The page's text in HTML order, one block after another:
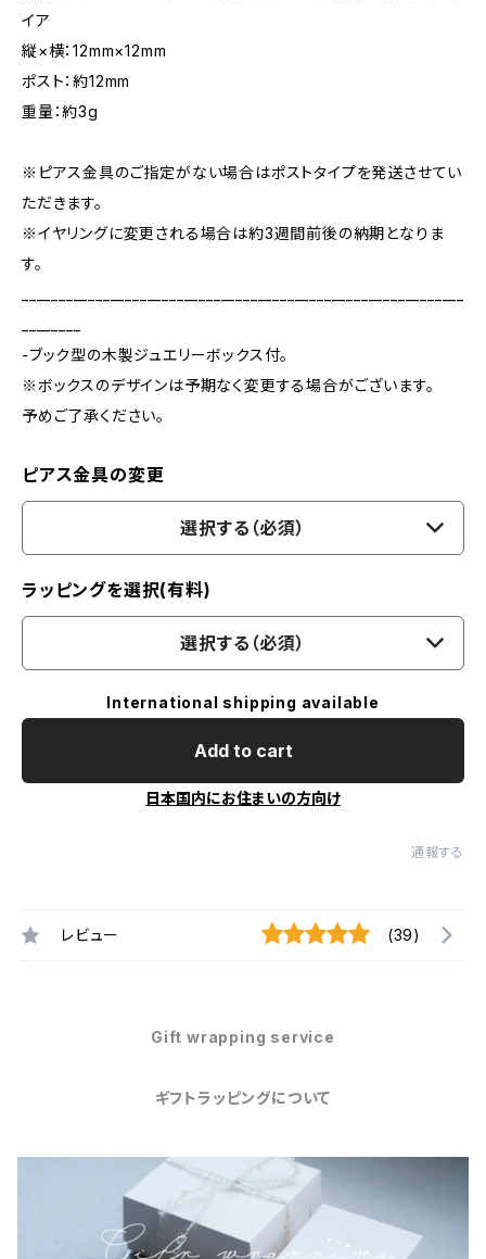
イア
縦×横：12mm×12mm
ポスト：約12mm
重量：約3g
※ピアス金具のご指定がない場合はポストタイプを発送させてい
ただきます。
※イヤリングに変更される場合は約3週間前後の納期となりま
す。
-ブック型の木製ジュエリーボックス付。
※ボックスのデザインは予期なく変更する場合がございます。
予めご了承ください。
ピアス金具の変更
選択する（必須）
ラッピングを選択(有料)
選択する（必須）
International shipping available
Add to cart
日本国内にお住まいの方向け
通報する
レビュー (39)
Gift wrapping service
ギフトラッピングについて